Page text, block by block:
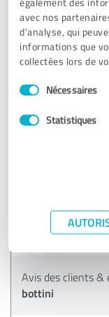
avec nos
d'analyse, qui
informations que
collectées lors de
Sélection
du
Nécessaires
Statistiques
Avis des clients &
bottini
5,00 sur 5
Livraison ultra-
recommandé
Montrer l'original
Avis des clients &
bottini